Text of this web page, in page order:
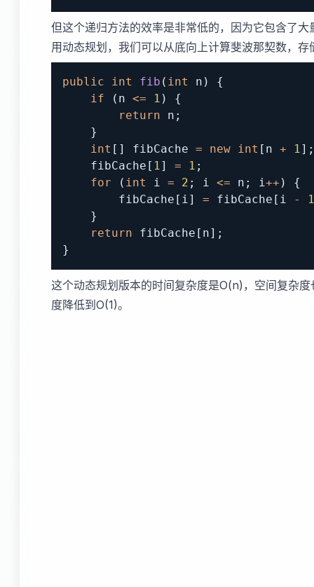
但这个递归方法的效率是非常低的，因为它包含了
用动态规划，我们可以从底向上计算斐波那契数，
public int fib ( int n )
{
if
( n <= 1 )
{
return n ;
}
int [ ] fibCache = new int [ n + 1] ;
    fibCache
[ 1] = 1 ;
for
( int i = 2 ; i <= n ; i++ )
{
        fibCache
[ i] = fibCache [ i -
1
}
return fibCache [ n] ;
}
这个动态规划版本的时间复杂度是O(n)，空间复杂
度降低到O(1)。